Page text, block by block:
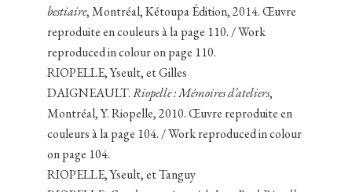
bestiaire, Montréal, Kétoupa Édition, 2014. Œuvre
reproduite en couleurs à la page 110. / Work
reproduced in colour on page 110.
RIOPELLE, Yseult, et Gilles
DAIGNEAULT.Riopelle : Mémoires d’ateliers,
Montréal, Y. Riopelle, 2010. Œuvre reproduite en
couleurs à la page 104. / Work reproduced in colour
on page 104.
RIOPELLE, Yseult, et Tanguy